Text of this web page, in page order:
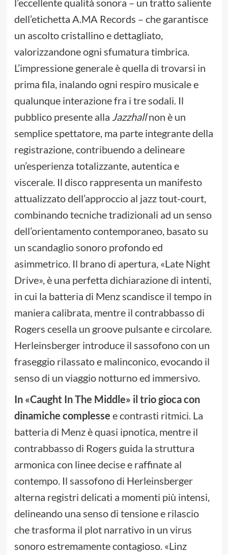
l’eccellente qualità sonora – un tratto saliente
dell’etichetta A.MA Records – che garantisce
un ascolto cristallino e dettagliato,
valorizzandone ogni sfumatura timbrica.
L’impressione generale è quella di trovarsi in
prima fila, inalando ogni respiro musicale e
qualunque interazione fra i tre sodali. Il
pubblico presente alla Jazzhallnon è un
semplice spettatore, ma parte integrante della
registrazione, contribuendo a delineare
un’esperienza totalizzante, autentica e
viscerale. Il disco rappresenta un manifesto
attualizzato dell’approccio al jazz tout-court,
combinando tecniche tradizionali ad un senso
dell’orientamento contemporaneo, basato su
un scandaglio sonoro profondo ed
asimmetrico. Il brano di apertura, «Late Night
Drive», è una perfetta dichiarazione di intenti,
in cui la batteria di Menz scandisce il tempo in
maniera calibrata, mentre il contrabbasso di
Rogers cesella un groove pulsante e circolare.
Herleinsberger introduce il sassofono con un
fraseggio rilassato e malinconico, evocando il
senso di un viaggio notturno ed immersivo.
In «Caught In The Middle» il trio gioca con
dinamiche complesse e contrasti ritmici. La
batteria di Menz è quasi ipnotica, mentre il
contrabbasso di Rogers guida la struttura
armonica con linee decise e raffinate al
contempo. Il sassofono di Herleinsberger
alterna registri delicati a momenti più intensi,
delineando una senso di tensione e rilascio
che trasforma il plot narrativo in un virus
sonoro estremamente contagioso. «Linz